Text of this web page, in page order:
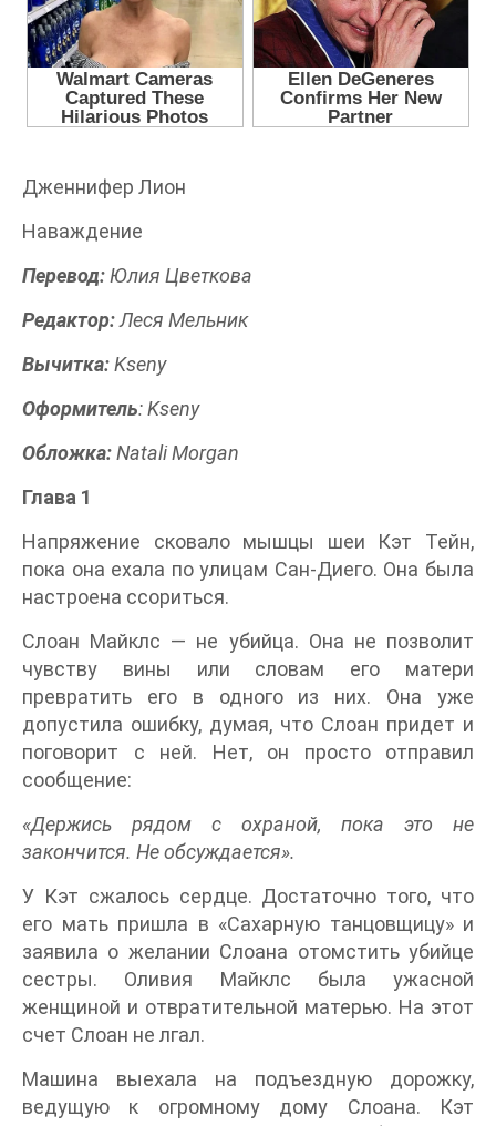
Дженнифер Лион
Наваждение
Перевод:Юлия Цветкова
Редактор:Леся Мельник
Вычитка:Kseny
Оформитель: Kseny
Обложка:Natali Morgan
Глава 1
Напряжение сковало мышцы шеи Кэт Тейн,
пока она ехала по улицам Сан-Диего. Она была
настроена ссориться.
Слоан Майклс — не убийца. Она не позволит
чувству вины или словам его матери
превратить его в одного из них. Она уже
допустила ошибку, думая, что Слоан придет и
поговорит с ней. Нет, он просто отправил
сообщение:
«Держись рядом с охраной, пока это не
закончится. Не обсуждается».
У Кэт сжалось сердце. Достаточно того, что
его мать пришла в «Сахарную танцовщицу» и
заявила о желании Слоана отомстить убийце
сестры. Оливия Майклс была ужасной
женщиной и отвратительной матерью. На этот
счет Слоан не лгал.
Машина выехала на подъездную дорожку,
ведущую к огромному дому Слоана. Кэт